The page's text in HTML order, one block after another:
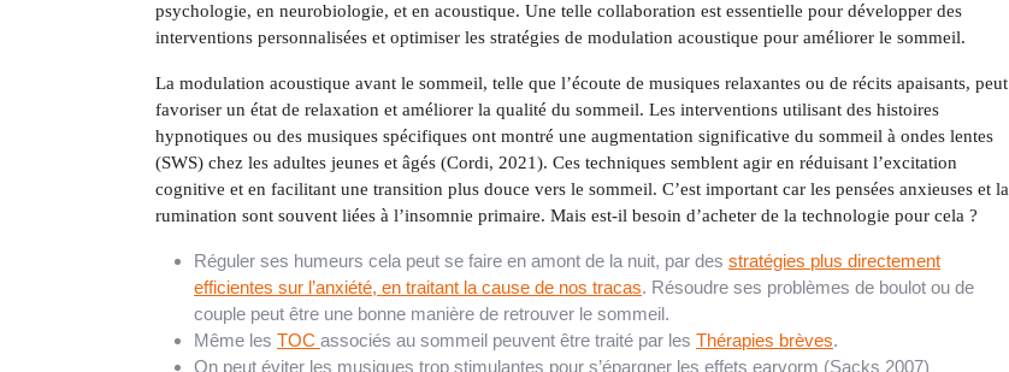
psychologie, en neurobiologie, et en acoustique. Une telle collaboration est essentielle pour développer des
interventions personnalisées et optimiser les stratégies de modulation acoustique pour améliorer le sommeil.
La modulation acoustique avant le sommeil, telle que l’écoute de musiques relaxantes ou de récits apaisants, peut
favoriser un état de relaxation et améliorer la qualité du sommeil. Les interventions utilisant des histoires
hypnotiques ou des musiques spécifiques ont montré une augmentation significative du sommeil à ondes lentes
(SWS) chez les adultes jeunes et âgés (Cordi, 2021). Ces techniques semblent agir en réduisant l’excitation
cognitive et en facilitant une transition plus douce vers le sommeil. C’est important car les pensées anxieuses et la
rumination sont souvent liées à l’insomnie primaire. Mais est-il besoin d’acheter de la technologie pour cela ?
Réguler ses humeurs cela peut se faire en amont de la nuit, par des stratégies plus directement
efficientes sur l’anxiété, en traitant la cause de nos tracas. Résoudre ses problèmes de boulot ou de
couple peut être une bonne manière de retrouver le sommeil.
Même les TOC associés au sommeil peuvent être traité par les Thérapies brèves.
On peut éviter les musiques trop stimulantes pour s’épargner les effets earvorm (Sacks 2007)